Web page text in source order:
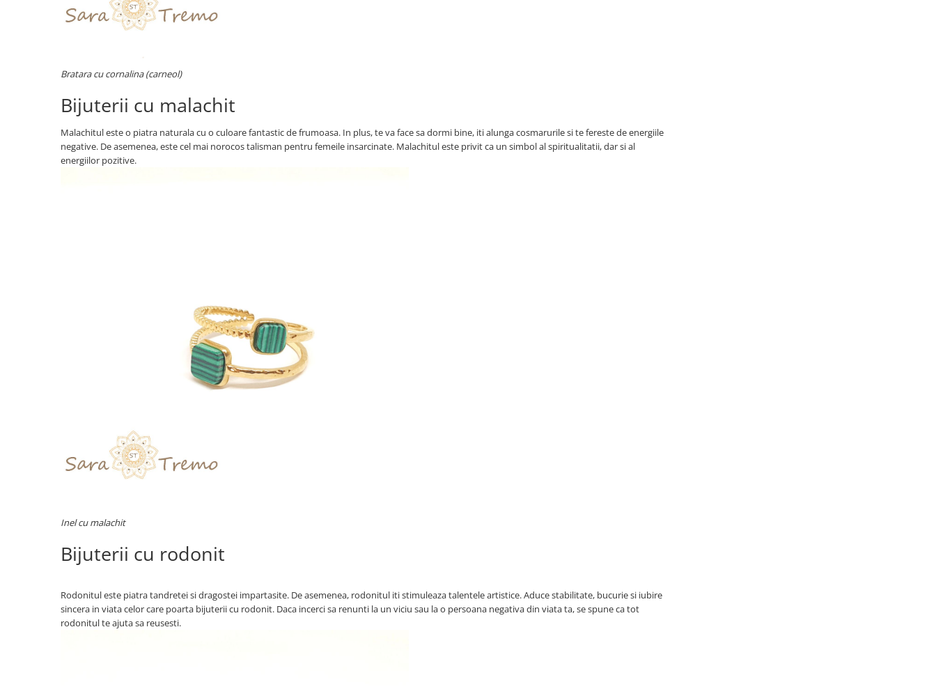
Bratara cu cornalina (carneol)
Bijuterii cu malachit
Malachitul este o piatra naturala cu o culoare fantastic de frumoasa. In plus, te va face sa dormi bine, iti alunga cosmarurile si te fereste de energiile
negative. De asemenea, este cel mai norocos talisman pentru femeile insarcinate. Malachitul este privit ca un simbol al spiritualitatii, dar si al
energiilor pozitive.
Inel cu malachit
Bijuterii cu rodonit
Rodonitul este piatra tandretei si dragostei impartasite. De asemenea, rodonitul iti stimuleaza talentele artistice. Aduce stabilitate, bucurie si iubire
sincera in viata celor care poarta bijuterii cu rodonit. Daca incerci sa renunti la un viciu sau la o persoana negativa din viata ta, se spune ca tot
rodonitul te ajuta sa reusesti.